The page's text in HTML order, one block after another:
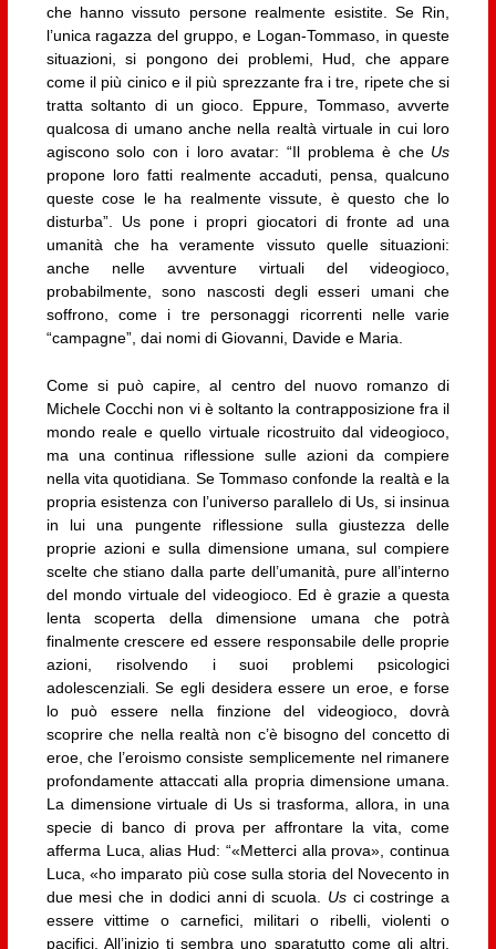
che hanno vissuto persone realmente esistite. Se Rin,
l’unica ragazza del gruppo, e Logan-Tommaso, in queste
situazioni, si pongono dei problemi, Hud, che appare
come il più cinico e il più sprezzante fra i tre, ripete che si
tratta soltanto di un gioco. Eppure, Tommaso, avverte
qualcosa di umano anche nella realtà virtuale in cui loro
agiscono solo con i loro avatar: “Il problema è che Us
propone loro fatti realmente accaduti, pensa, qualcuno
queste cose le ha realmente vissute, è questo che lo
disturba”. Us pone i propri giocatori di fronte ad una
umanità che ha veramente vissuto quelle situazioni:
anche nelle avventure virtuali del videogioco,
probabilmente, sono nascosti degli esseri umani che
soffrono, come i tre personaggi ricorrenti nelle varie
“campagne”, dai nomi di Giovanni, Davide e Maria.
Come si può capire, al centro del nuovo romanzo di
Michele Cocchi non vi è soltanto la contrapposizione fra il
mondo reale e quello virtuale ricostruito dal videogioco,
ma una continua riflessione sulle azioni da compiere
nella vita quotidiana. Se Tommaso confonde la realtà e la
propria esistenza con l’universo parallelo di Us, si insinua
in lui una pungente riflessione sulla giustezza delle
proprie azioni e sulla dimensione umana, sul compiere
scelte che stiano dalla parte dell’umanità, pure all’interno
del mondo virtuale del videogioco. Ed è grazie a questa
lenta scoperta della dimensione umana che potrà
finalmente crescere ed essere responsabile delle proprie
azioni, risolvendo i suoi problemi psicologici
adolescenziali. Se egli desidera essere un eroe, e forse
lo può essere nella finzione del videogioco, dovrà
scoprire che nella realtà non c’è bisogno del concetto di
eroe, che l’eroismo consiste semplicemente nel rimanere
profondamente attaccati alla propria dimensione umana.
La dimensione virtuale di Us si trasforma, allora, in una
specie di banco di prova per affrontare la vita, come
afferma Luca, alias Hud: “«Metterci alla prova», continua
Luca, «ho imparato più cose sulla storia del Novecento in
due mesi che in dodici anni di scuola. Usci costringe a
essere vittime o carnefici, militari o ribelli, violenti o
pacifici. All’inizio ti sembra uno sparatutto come gli altri,